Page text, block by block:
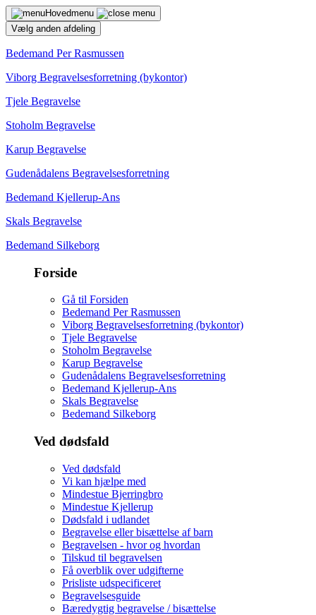
Hovedmenu
Vælg anden afdeling
Bedemand Per Rasmussen
Viborg Begravelsesforretning (bykontor)
Tjele Begravelse
Stoholm Begravelse
Karup Begravelse
Gudenådalens Begravelsesforretning
Bedemand Kjellerup-Ans
Skals Begravelse
Bedemand Silkeborg
Forside
Gå til Forsiden
Bedemand Per Rasmussen
Viborg Begravelsesforretning (bykontor)
Tjele Begravelse
Stoholm Begravelse
Karup Begravelse
Gudenådalens Begravelsesforretning
Bedemand Kjellerup-Ans
Skals Begravelse
Bedemand Silkeborg
Ved dødsfald
Ved dødsfald
Vi kan hjælpe med
Mindestue Bjerringbro
Mindestue Kjellerup
Dødsfald i udlandet
Begravelse eller bisættelse af barn
Begravelsen - hvor og hvordan
Tilskud til begravelsen
Få overblik over udgifterne
Prisliste udspecificeret
Begravelsesguide
Bæredygtig begravelse / bisættelse